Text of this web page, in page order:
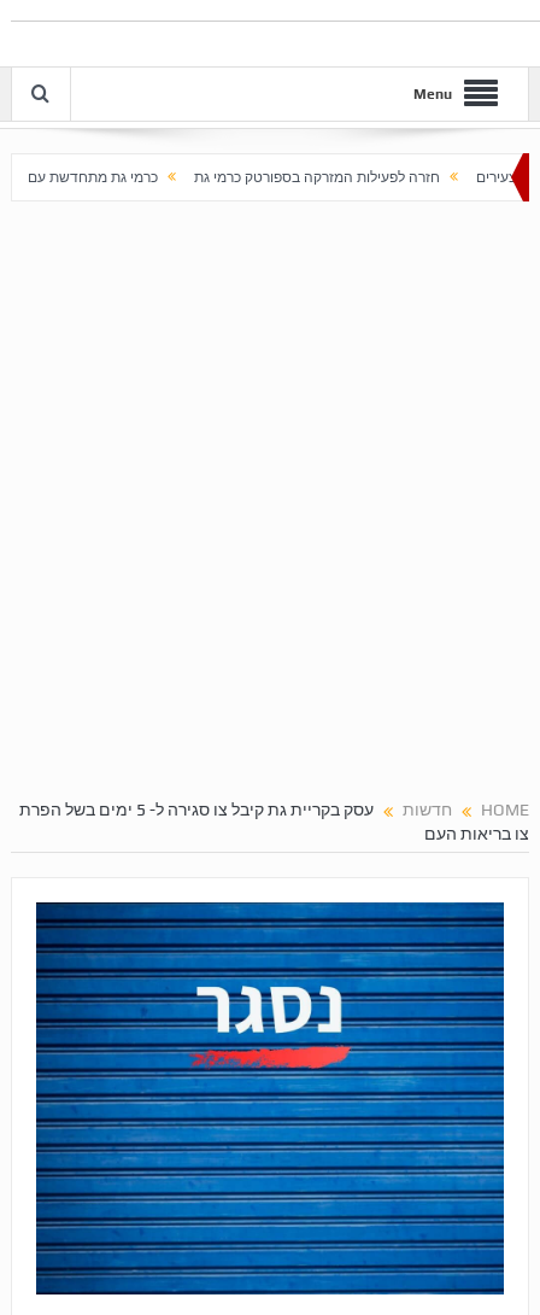
Menu
לפעילות המזרקה בספורטק כרמי גת כרמי גת מתחדשת עם בוא האביב עלייה חדה
HOME חדשות
עסק בקריית גת קיבל צו סגירה ל- 5 ימים בשל הפרת
צו בריאות העם